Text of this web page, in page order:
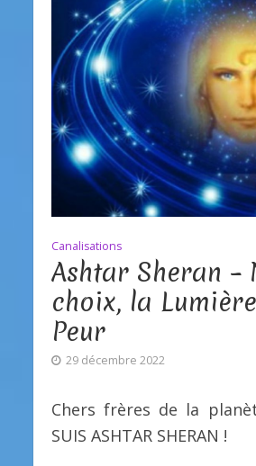
Canalisations
Ashtar Sheran –
choix, la
Peur
29 décembre 2022
Chers frères de la
SUIS ASHTAR SHERAN !